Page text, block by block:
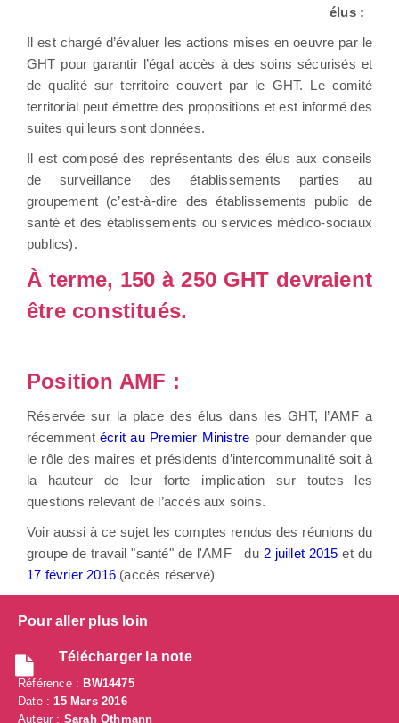
élus :
Il est chargé d’évaluer les actions mises en oeuvre par le
GHT pour garantir l’égal accès à des soins sécurisés et
de qualité sur territoire couvert par le GHT. Le comité
territorial peut émettre des propositions et est informé des
suites qui leurs sont données.
Il est composé des représentants des élus aux conseils
de surveillance des établissements parties au
groupement (c’est-à-dire des établissements public de
santé et des établissements ou services médico-sociaux
publics).
À terme, 150 à 250 GHT devraient
être constitués.
Position AMF :
Réservée sur la place des élus dans les GHT, l’AMF a
récemmentécrit au Premier Ministre pour demander que
le rôle des maires et présidents d’intercommunalité soit à
la hauteur de leur forte implication sur toutes les
questions relevant de l’accès aux soins.
Voir aussi à ce sujet les comptes rendus des réunions du
groupe de travail "santé" de l'AMF du 2 juillet 2015et du
17 février 2016 (accès réservé)
Pour aller plus loin
Télécharger la note
Référence :BW14475
Date : 15 Mars 2016
Auteur : Sarah Othmann